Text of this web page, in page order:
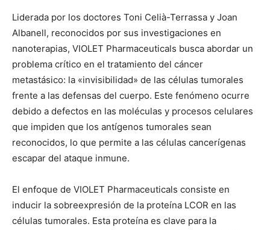
Liderada por los doctores Toni Celià-Terrassa y Joan
Albanell, reconocidos por sus investigaciones en
nanoterapias, VIOLET Pharmaceuticals busca abordar un
problema crítico en el tratamiento del cáncer
metastásico: la «invisibilidad» de las células tumorales
frente a las defensas del cuerpo. Este fenómeno ocurre
debido a defectos en las moléculas y procesos celulares
que impiden que los antígenos tumorales sean
reconocidos, lo que permite a las células cancerígenas
escapar del ataque inmune.
El enfoque de VIOLET Pharmaceuticals consiste en
inducir la sobreexpresión de la proteína LCOR en las
células tumorales. Esta proteína es clave para la